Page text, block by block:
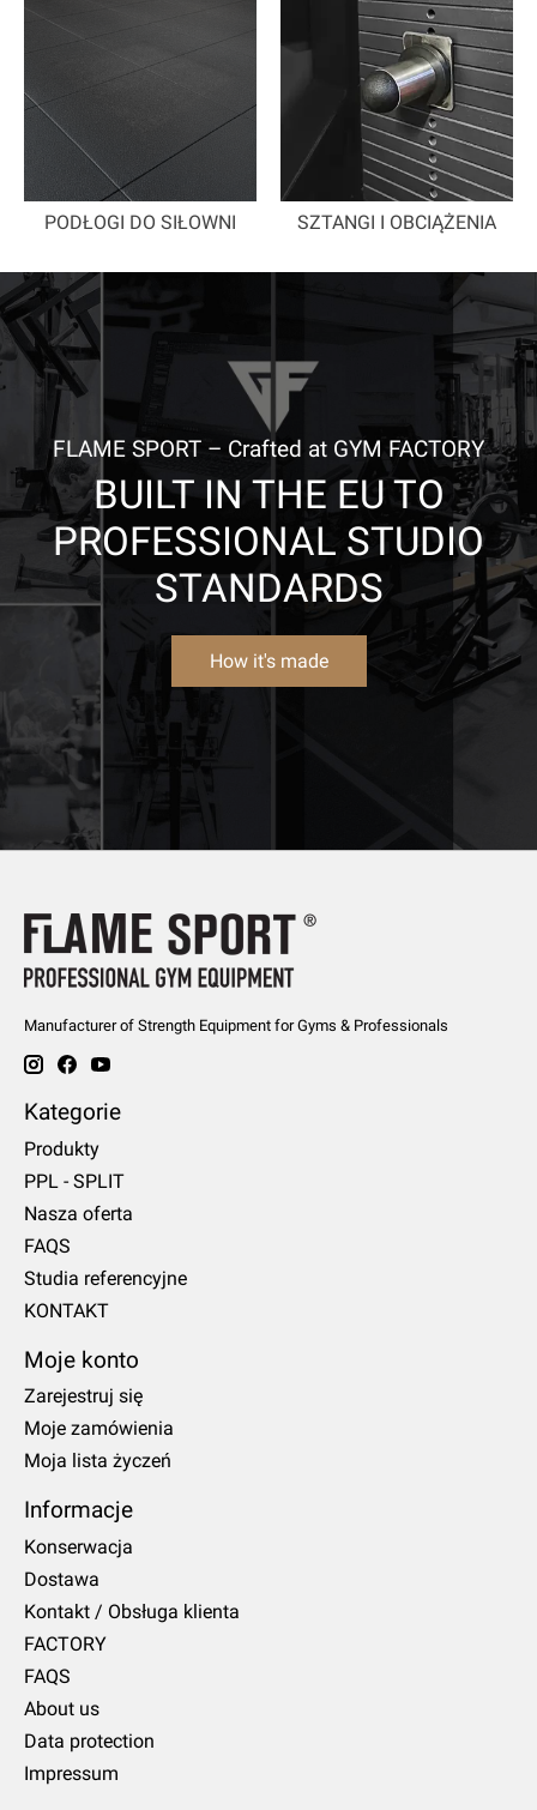
PODŁOGI DO SIŁOWNI SZTANGI I OBCIĄŻENIA
FLAME SPORT – Crafted at GYM FACTORY
BUILT IN THE EU TO
PROFESSIONAL STUDIO
STANDARDS
How it's made
Manufacturer of Strength Equipment for Gyms & Professionals
Kategorie
Produkty
PPL - SPLIT
Nasza oferta
FAQS
Studia referencyjne
KONTAKT
Moje konto
Zarejestruj się
Moje zamówienia
Moja lista życzeń
Informacje
Konserwacja
Dostawa
Kontakt / Obsługa klienta
FACTORY
FAQS
About us
Data protection
Impressum